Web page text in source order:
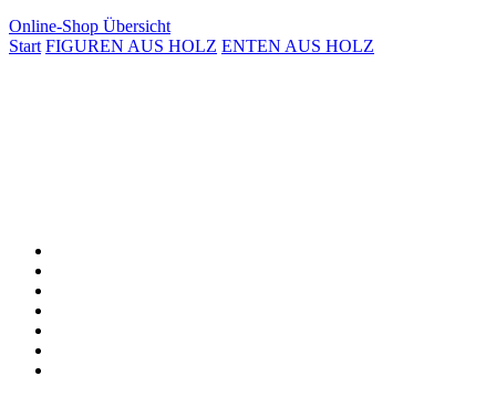
Online-Shop Übersicht
Start FIGUREN AUS HOLZ ENTEN AUS HOLZ